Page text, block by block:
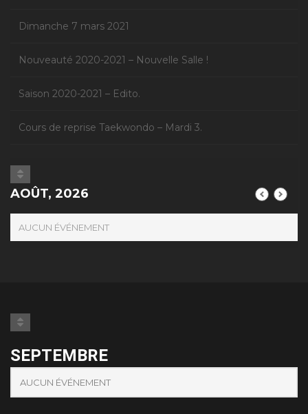
Dimanche 7 mars 2021
Nouveauté 2020-2021 – Nouvelle Salle !
Saison 2020-2021 – Edito.
Cours de reprise Taekwondo – Mardi 3.
AOÛT, 2026
AUCUN ÉVÉNEMENT
SEPTEMBRE
AUCUN ÉVÉNEMENT